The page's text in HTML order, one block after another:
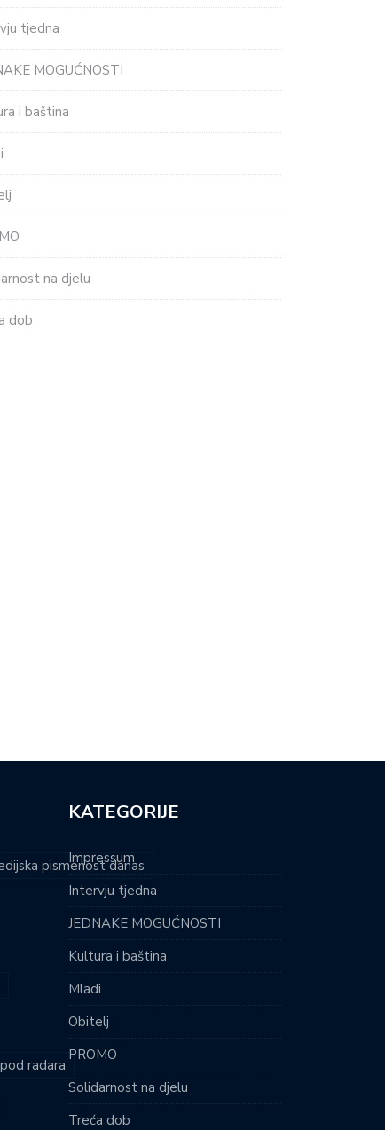
tjedna
MOGUĆNOSTI
i baština
na djelu
dob
pismenost danas
radara
KATEGORIJE
Impressum
Intervju tjedna
JEDNAKE MOGUĆNOSTI
Kultura i baština
Mladi
Obitelj
PROMO
Solidarnost na djelu
Treća dob